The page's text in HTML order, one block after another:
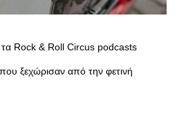
Rock & Roll Circus podcasts
ξεχώρισαν από την φετινή